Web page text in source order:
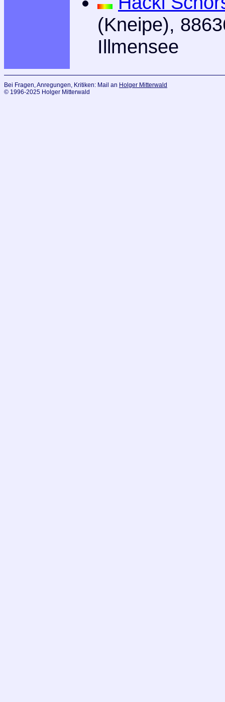
(Kneipe),
Illmensee
Bei Fragen, Anregungen, Kritiken: Mail an Holger Mitterwald
© 1996-2025 Holger Mitterwald